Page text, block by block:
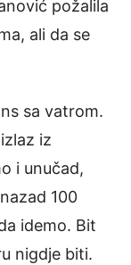
požalila
ali da se
sa vatrom.
iz
i unučad,
100
idemo. Bit
nigdje biti.